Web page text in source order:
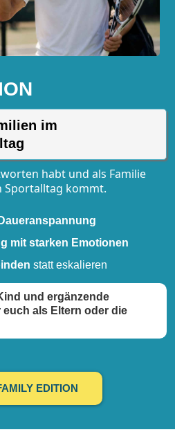
im
habt und als Familie
Sportalltag kommt.
Daueranspannung
mit starken Emotionen
statt eskalieren
und ergänzende
als Eltern oder die
EDITION